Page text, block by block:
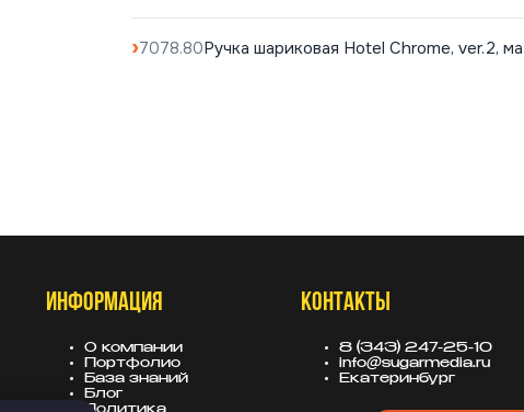
7078.80Ручка шариковая Hotel Chrome, ver.2,
ИНФОРМАЦИЯ
О компании
Портфолио
База знаний
Блог
КОНТАКТЫ
8 (343) 247-25-10
info@sugarmedia.ru
Екатеринбург